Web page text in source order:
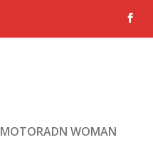
MOTORADN WOMAN